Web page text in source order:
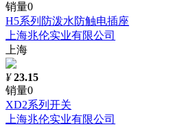
销量0
H5系列防泼水防触电插座
上海兆伦实业有限公司
上海
¥ 23.15
销量0
XD2系列开关
上海兆伦实业有限公司